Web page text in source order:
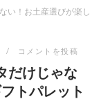
い！お土産選びが楽し
コメントを投稿
だけじゃな
トパレット